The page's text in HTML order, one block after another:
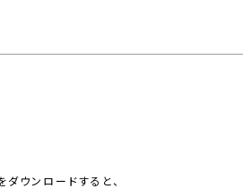
ウンロードすると、